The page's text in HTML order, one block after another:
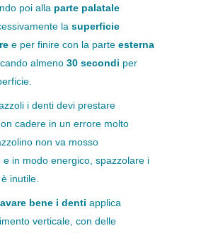
poi alla parte palatale
la superficie
e per finire con la parte esterna
almeno 30 secondi per
i denti devi prestare
cadere in un errore molto
non va mosso
e in modo energico, spazzolare i
inutile.
bene i denti applica
verticale, con delle